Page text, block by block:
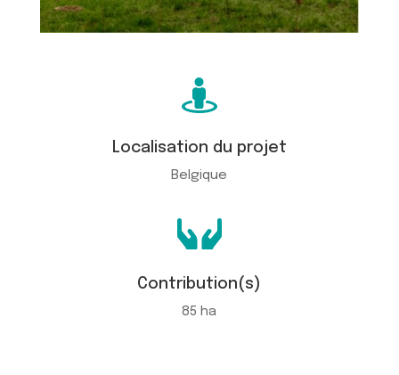

Localisation du projet
Belgique

Contribution(s)
85 ha